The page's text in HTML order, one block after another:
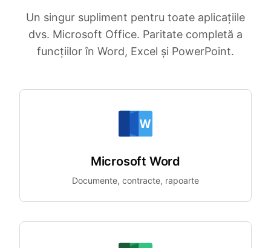
Un singur supliment pentru toate aplicațiile
dvs. Microsoft Office. Paritate completă a
funcțiilor în Word, Excel și PowerPoint.
Microsoft Word
Documente, contracte, rapoarte